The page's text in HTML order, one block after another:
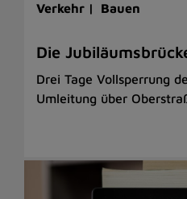
Verkehr | Bauen
Die
Drei Tage Vollsperrung
Umleitung über